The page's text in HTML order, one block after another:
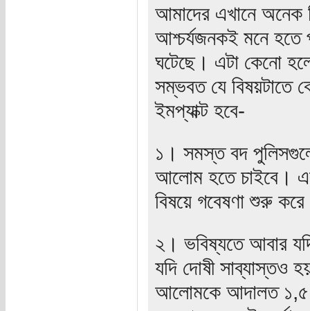
আমাদের এখানে
আশ্চর্যজনকই মনে হতে
ঘটেছে। এটা কেনো
সম্ভবত যে বিষয়টাতে
ইমপ্যাক্ট হবে-
১। সমস্ত বদ
আলোম হতে চাইবে।
বিষয়ে গবেষণা শুরু
২। ভবিষ্যতে আবার
যদি দোষী সাব্যাস্তও
আলোমকে আদালত